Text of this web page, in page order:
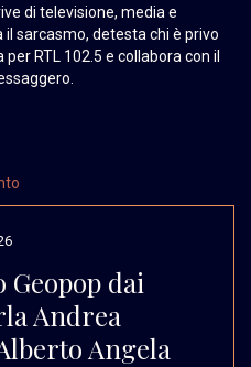
di televisione, media e
il sarcasmo, detesta chi è privo
per RTL 102.5 e collabora con il
Geopop dai
Andrea
Angela